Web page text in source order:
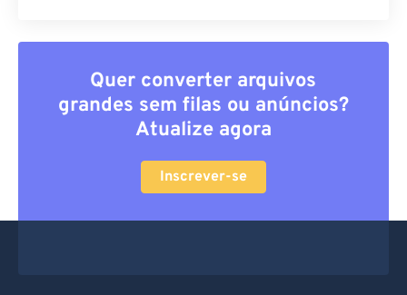
Quer converter arquivos
grandes sem filas ou anúncios?
Atualize agora
Inscrever-se